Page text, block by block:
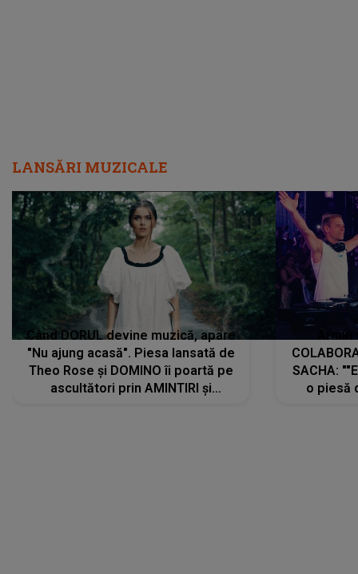
LANSĂRI MUZICALE
Când DORUL devine muzică, apare
"Nu ajung acasă". Piesa lansată de
Theo Rose și DOMINO îi poartă pe
ascultători prin AMINTIRI și
SACHA:
o piesă